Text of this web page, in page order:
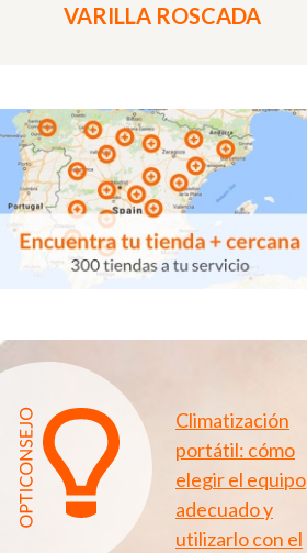
VARILLA ROSCADA
Climatización
portátil: cómo
elegir el equipo
adecuado y
utilizarlo con el